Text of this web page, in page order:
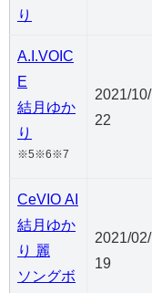
り
A.I.VOIC
E
結月ゆか
り
※5※6※7
2021/10/
22
CeVIO AI
結月ゆか
り 麗
ソングボ
2021/02/
19